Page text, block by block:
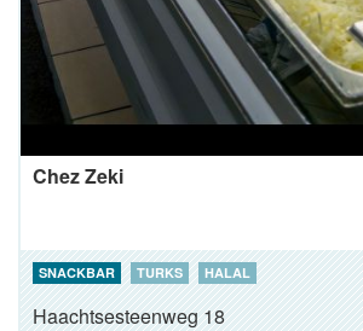
Chez Zeki
SNACKBAR TURKS HALAL
Haachtsesteenweg 18